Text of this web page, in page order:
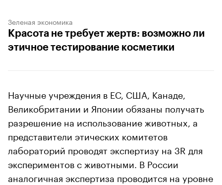
Зеленая экономика
Красота не требует жертв: возможно ли
этичное тестирование косметики
Научные учреждения в ЕС, США, Канаде,
Великобритании и Японии обязаны получать
разрешение на использование животных, а
представители этических комитетов
лабораторий проводят экспертизу на 3R для
экспериментов с животными. В России
аналогичная экспертиза проводится на уровне